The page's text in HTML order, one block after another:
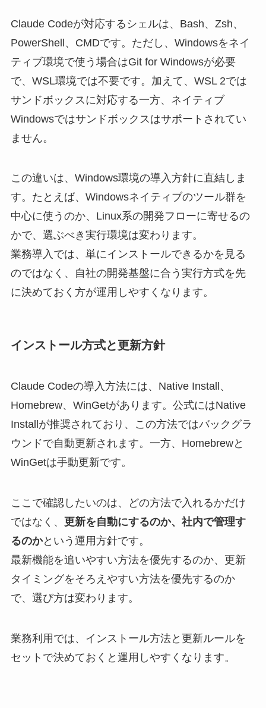
Claude Codeが対応するシェルは、Bash、Zsh、
PowerShell、CMDです。ただし、Windowsをネイ
ティブ環境で使う場合はGit for Windowsが必要
で、WSL環境では不要です。加えて、WSL 2では
サンドボックスに対応する一方、ネイティブ
Windowsではサンドボックスはサポートされてい
ません。
この違いは、Windows環境の導入方針に直結しま
す。たとえば、Windowsネイティブのツール群を
中心に使うのか、Linux系の開発フローに寄せるの
かで、選ぶべき実行環境は変わります。
業務導入では、単にインストールできるかを見る
のではなく、自社の開発基盤に合う実行方式を先
に決めておく方が運用しやすくなります。
インストール方式と更新方針
Claude Codeの導入方法には、Native Install、
Homebrew、WinGetがあります。公式にはNative
Installが推奨されており、この方法ではバックグラ
ウンドで自動更新されます。一方、Homebrewと
WinGetは手動更新です。
ここで確認したいのは、どの方法で入れるかだけ
ではなく、 更新を自動にするのか、社内で管理す
るのかという運用方針です。
最新機能を追いやすい方法を優先するのか、更新
タイミングをそろえやすい方法を優先するのか
で、選び方は変わります。
業務利用では、インストール方法と更新ルールを
セットで決めておくと運用しやすくなります。